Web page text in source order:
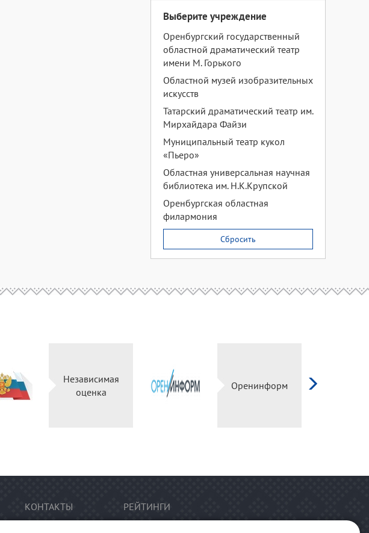
Выберите учреждение
Оренбургский государственный
областной драматический театр
имени М. Горького
Областной музей изобразительных
искусств
Татарский драматический театр им.
Мирхайдара Файзи
Муниципальный театр кукол
«Пьеро»
Областная универсальная научная
библиотека им. Н.К.Крупской
Оренбургская областная
филармония
Сбросить
Независимая
оценка
Оренинформ
КОНТАКТЫ РЕЙТИНГИ